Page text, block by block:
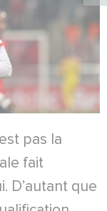
pas la
fait
D’autant que